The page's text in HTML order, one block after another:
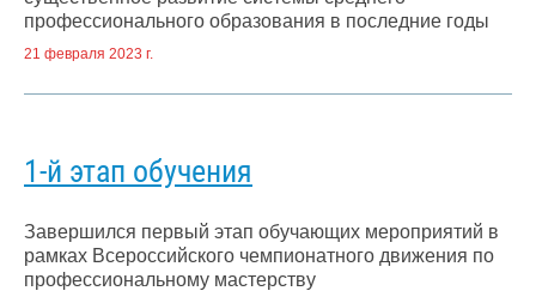
профессионального образования в последние годы
21 февраля 2023 г.
1-й этап обучения
Завершился первый этап обучающих мероприятий в
рамках Всероссийского чемпионатного движения по
профессиональному мастерству